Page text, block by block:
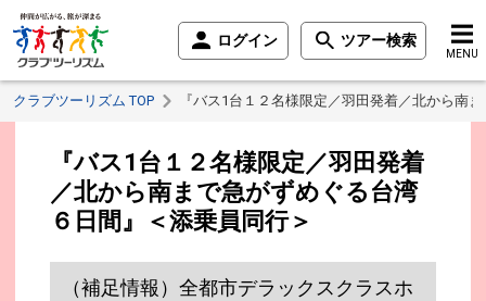
ログイン ツアー検索
MENU
クラブツーリズム TOP 『バス1台１２名様限定／羽田発着／北から南
『バス1台１２名様限定／羽田発着
／北から南まで急がずめぐる台湾
６日間』＜添乗員同行＞
（補足情報）全都市デラックスクラスホ